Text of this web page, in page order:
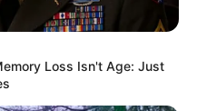
Loss Isn't Age: Just